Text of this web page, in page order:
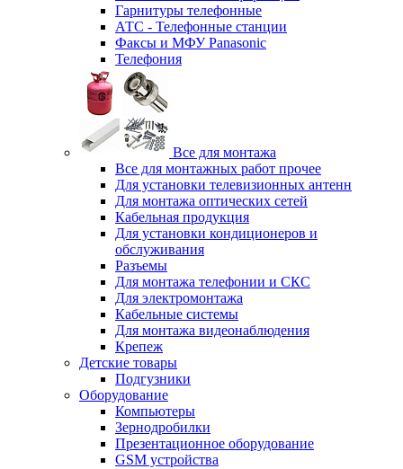
Гарнитуры телефонные
АТС - Телефонные станции
Факсы и МФУ Panasonic
Телефония
Все для монтажа
Все для монтажных работ прочее
Для установки телевизионных антенн
Для монтажа оптических сетей
Кабельная продукция
Для установки кондиционеров и
обслуживания
Разъемы
Для монтажа телефонии и СКС
Для электромонтажа
Кабельные системы
Для монтажа видеонаблюдения
Крепеж
Детские товары
Подгузники
Оборудование
Компьютеры
Зернодробилки
Презентационное оборудование
GSM устройства